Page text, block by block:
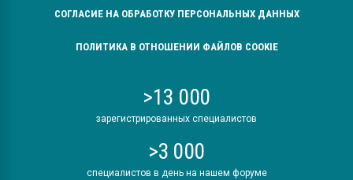
СОГЛАСИЕ НА ОБРАБОТКУ ПЕРСОНАЛЬНЫХ ДАННЫХ
ПОЛИТИКА В ОТНОШЕНИИ ФАЙЛОВ COOKIE
>13 000
зарегистрированных специалистов
>3 000
специалистов в день на нашем форуме